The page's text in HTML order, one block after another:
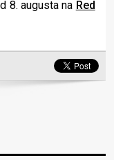
8. augusta na Red